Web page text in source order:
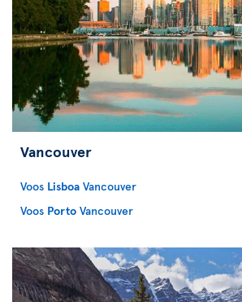
Vancouver
Voos Lisboa Vancouver
Voos Porto Vancouver